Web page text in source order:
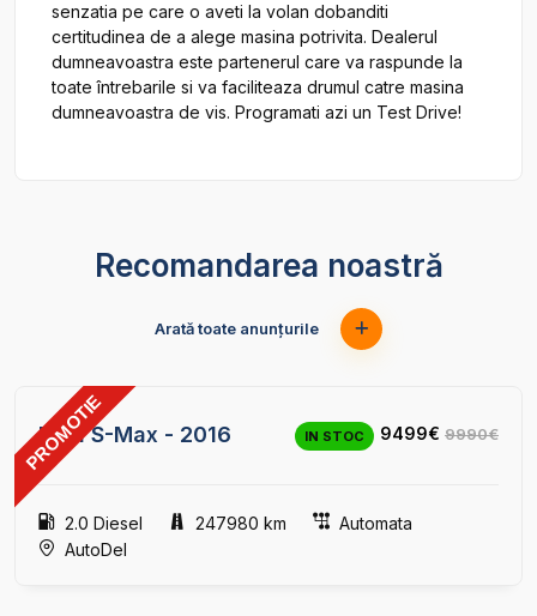
senzatia pe care o aveti la volan dobanditi
certitudinea de a alege masina potrivita. Dealerul
dumneavoastra este partenerul care va raspunde la
toate întrebarile si va faciliteaza drumul catre masina
Recomandarea noastră
Arată toate anunțurile
PROMOTIE
24
9499€ 9990€
IN STOC
Ford S-Max - 2016
2.0 Diesel 247980 km
Automata
AutoDel